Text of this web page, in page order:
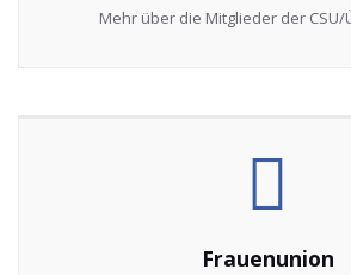
Mehr über die Mitglieder der CSU/
Frauenunion